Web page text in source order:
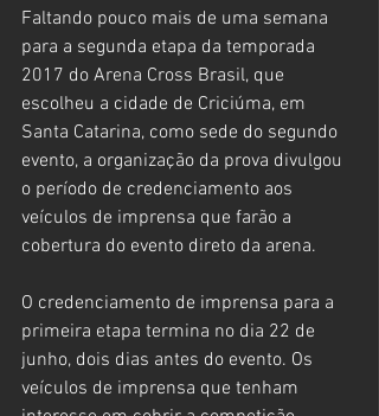
Faltando pouco mais de uma semana
para a segunda etapa da temporada
2017 do Arena Cross Brasil, que
escolheu a cidade de Criciúma, em
Santa Catarina, como sede do segundo
evento, a organização da prova divulgou
o período de credenciamento aos
veículos de imprensa que farão a
cobertura do evento direto da arena.
O credenciamento de imprensa para a
primeira etapa termina no dia 22 de
junho, dois dias antes do evento. Os
veículos de imprensa que tenham